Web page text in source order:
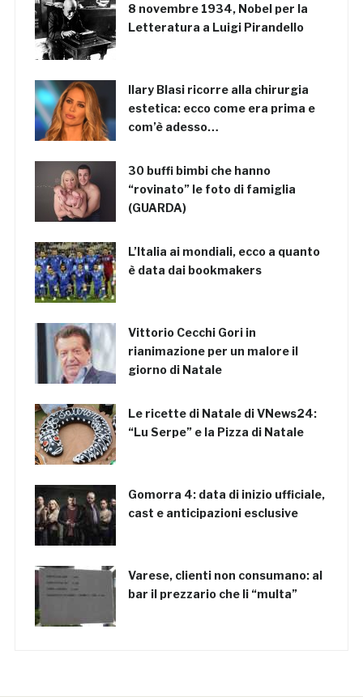
8 novembre 1934, Nobel per la
Letteratura a Luigi Pirandello
Ilary Blasi ricorre alla chirurgia
estetica: ecco come era prima e
com’è adesso…
30 buffi bimbi che hanno
“rovinato” le foto di famiglia
(GUARDA)
L’Italia ai mondiali, ecco a quanto
è data dai bookmakers
Vittorio Cecchi Gori in
rianimazione per un malore il
giorno di Natale
Le ricette di Natale di VNews24:
“Lu Serpe” e la Pizza di Natale
Gomorra 4: data di inizio ufficiale,
cast e anticipazioni esclusive
Varese, clienti non consumano: al
bar il prezzario che li “multa”